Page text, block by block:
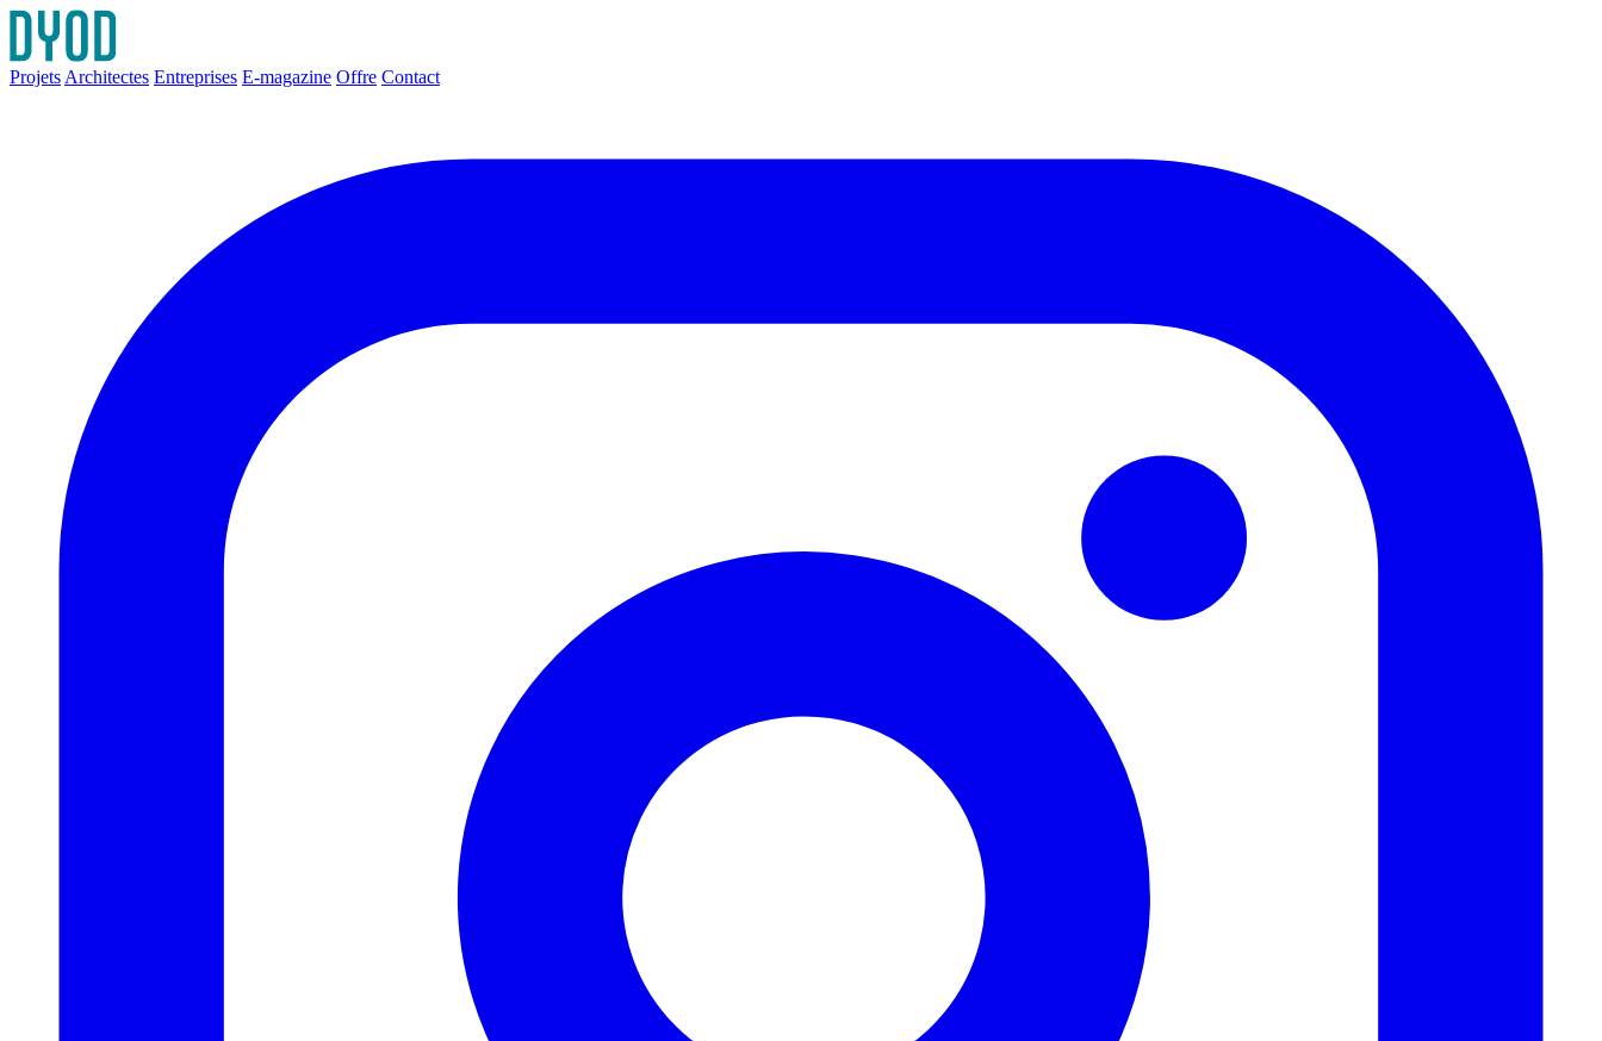
Projets Architectes Entreprises E-magazine Offre Contact